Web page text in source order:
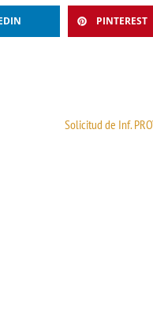
PINTEREST
Solicitud de Inf.